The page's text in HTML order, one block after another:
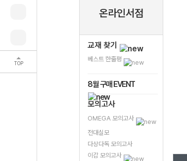
TOP
온라인서점
교재 찾기
베스트 한줄평
8월 구매 EVENT
모의고사
OMEGA 모의고사
전대실모
다상다독 모의고사
이감 모의고사